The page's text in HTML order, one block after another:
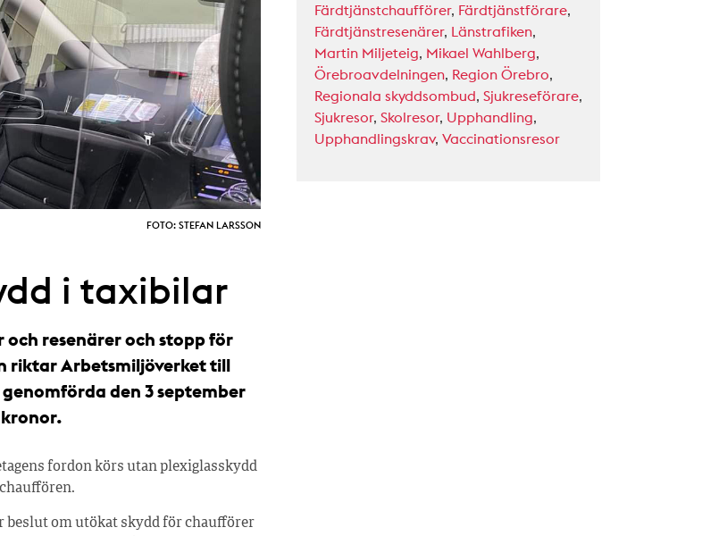
FOTO: STEFAN LARSSON
i taxibilar
resenärer och stopp för
riktar Arbetsmiljöverket till
den 3 september
fordon körs utan plexiglasskydd
beslut om utökat skydd för chaufförer
Färdtjänstchaufförer, Färdtjänstförare,
Färdtjänstresenärer, Länstrafiken,
Martin Miljeteig, Mikael Wahlberg,
Örebroavdelningen, Region Örebro,
Regionala skyddsombud, Sjukreseförare,
Sjukresor, Skolresor, Upphandling,
Upphandlingskrav, Vaccinationsresor